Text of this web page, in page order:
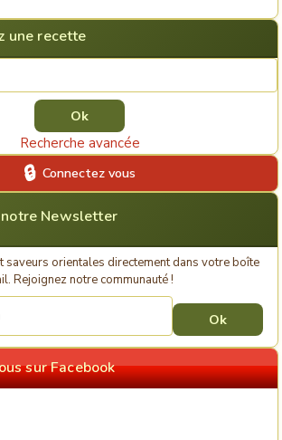
une recette
Recherche avancée
Connectez vous
notre Newsletter
saveurs orientales directement dans votre boîte
Rejoignez notre communauté !
sur Facebook